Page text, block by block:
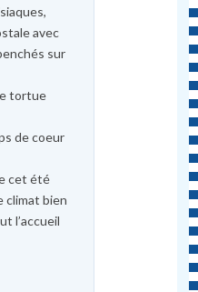
avec
sur
tortue
de coeur
cet été
climat bien
l’accueil